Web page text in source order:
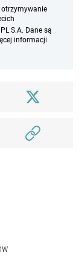
S.A. Dane są
informacji